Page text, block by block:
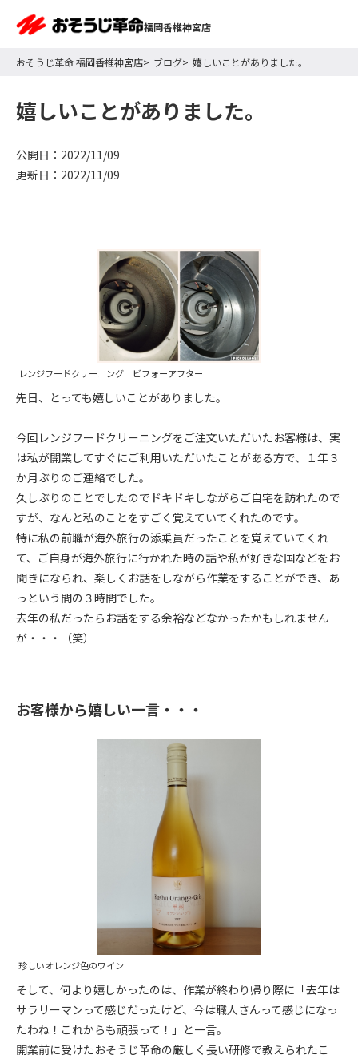
福岡香椎神宮店
おそうじ革命 福岡香椎神宮店 ブログ 嬉しいことがありました。
嬉しいことがありました。
公開日：2022/11/09
更新日：2022/11/09
レンジフードクリーニング ビフォーアフター
先日、とっても嬉しいことがありました。
今回レンジフードクリーニングをご注文いただいたお客様は、実
は私が開業してすぐにご利用いただいたことがある方で、１年３
か月ぶりのご連絡でした。
久しぶりのことでしたのでドキドキしながらご自宅を訪れたので
すが、なんと私のことをすごく覚えていてくれたのです。
特に私の前職が海外旅行の添乗員だったことを覚えていてくれ
て、ご自身が海外旅行に行かれた時の話や私が好きな国などをお
聞きになられ、楽しくお話をしながら作業をすることができ、あ
っという間の３時間でした。
去年の私だったらお話をする余裕などなかったかもしれません
が・・・（笑）
お客様から嬉しい一言・・・
珍しいオレンジ色のワイン
そして、何より嬉しかったのは、作業が終わり帰り際に「去年は
サラリーマンって感じだったけど、今は職人さんって感じになっ
たわね！これからも頑張って！」と一言。
開業前に受けたおそうじ革命の厳しく長い研修で教えられたこ